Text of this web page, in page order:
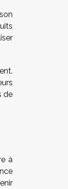
de
à